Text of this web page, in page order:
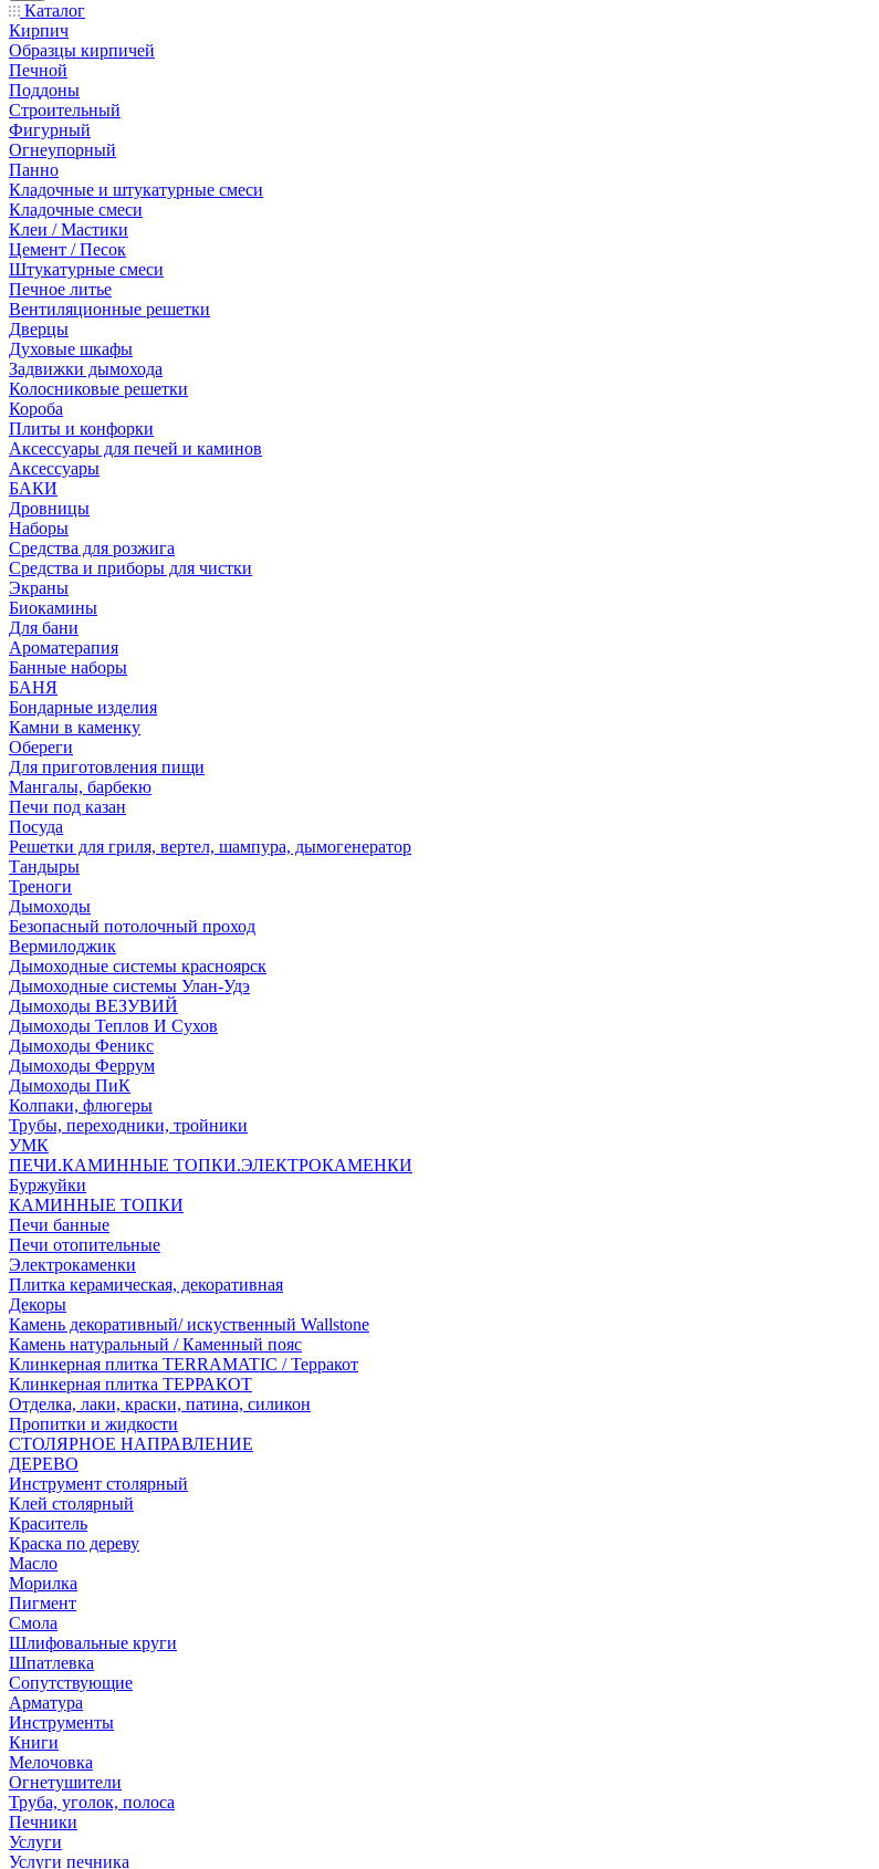
Каталог
Кирпич
Образцы кирпичей
Печной
Поддоны
Строительный
Фигурный
Огнеупорный
Панно
Кладочные и штукатурные смеси
Кладочные смеси
Клеи / Мастики
Цемент / Песок
Штукатурные смеси
Печное литье
Вентиляционные решетки
Дверцы
Духовые шкафы
Задвижки дымохода
Колосниковые решетки
Короба
Плиты и конфорки
Аксессуары для печей и каминов
Аксессуары
БАКИ
Дровницы
Наборы
Средства для розжига
Средства и приборы для чистки
Экраны
Биокамины
Для бани
Ароматерапия
Банные наборы
БАНЯ
Бондарные изделия
Камни в каменку
Обереги
Для приготовления пищи
Мангалы, барбекю
Печи под казан
Посуда
Решетки для гриля, вертел, шампура, дымогенератор
Тандыры
Треноги
Дымоходы
Безопасный потолочный проход
Вермилоджик
Дымоходные системы красноярск
Дымоходные системы Улан-Удэ
Дымоходы ВЕЗУВИЙ
Дымоходы Теплов И Сухов
Дымоходы Феникс
Дымоходы Феррум
Дымоходы ПиК
Колпаки, флюгеры
Трубы, переходники, тройники
УМК
ПЕЧИ.КАМИННЫЕ ТОПКИ.ЭЛЕКТРОКАМЕНКИ
Буржуйки
КАМИННЫЕ ТОПКИ
Печи банные
Печи отопительные
Электрокаменки
Плитка керамическая, декоративная
Декоры
Камень декоративный/ искуственный Wallstone
Камень натуральный / Каменный пояс
Клинкерная плитка TERRAMATIC / Терракот
Клинкерная плитка ТЕРРАКОТ
Отделка, лаки, краски, патина, силикон
Пропитки и жидкости
СТОЛЯРНОЕ НАПРАВЛЕНИЕ
ДЕРЕВО
Инструмент столярный
Клей столярный
Краситель
Краска по дереву
Масло
Морилка
Пигмент
Смола
Шлифовальные круги
Шпатлевка
Сопутствующие
Арматура
Инструменты
Книги
Мелочовка
Огнетушители
Труба, уголок, полоса
Печники
Услуги
Услуги печника